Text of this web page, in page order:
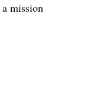
mission